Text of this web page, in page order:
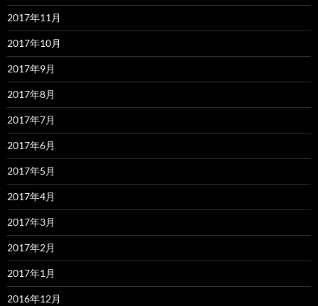
2017年11月
2017年10月
2017年9月
2017年8月
2017年7月
2017年6月
2017年5月
2017年4月
2017年3月
2017年2月
2017年1月
2016年12月